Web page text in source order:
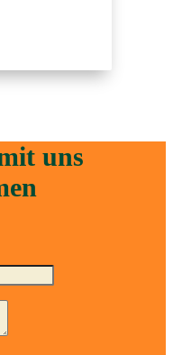
uns